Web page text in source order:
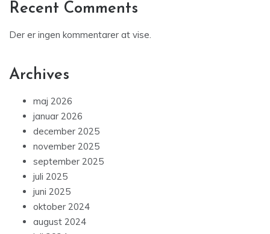
Recent Comments
Der er ingen kommentarer at vise.
Archives
maj 2026
januar 2026
december 2025
november 2025
september 2025
juli 2025
juni 2025
oktober 2024
august 2024